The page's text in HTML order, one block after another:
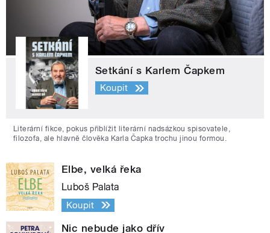
Setkání s Karlem Čapkem
Koupit
Literární fikce, pokus přiblížit literární nadsázkou spisovatele,
filozofa, ale hlavně člověka Karla Čapka trochu jinou formou.
Elbe, velká řeka
Luboš Palata
Koupit
Nic nebude jako dřív